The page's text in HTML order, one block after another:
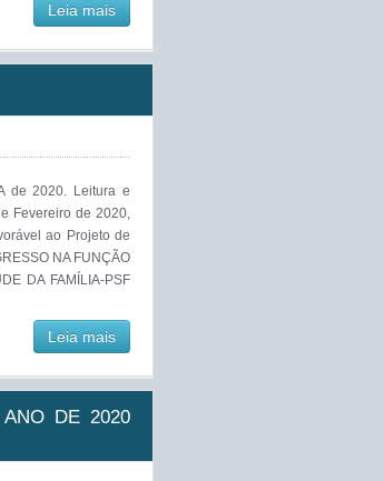
Leia mais
de 2020. Leitura e
Fevereiro de 2020,
ao Projeto de
NA FUNÇÃO
DA FAMÍLIA-PSF
Leia mais
ANO DE 2020